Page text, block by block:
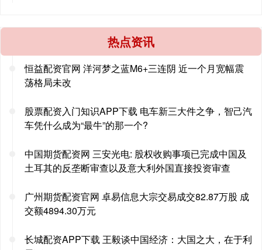
热点资讯
恒益配资官网 洋河梦之蓝M6+三连阴 近一个月宽幅震
荡格局未改
股票配资入门知识APP下载 电车新三大件之争，智己汽
车凭什么成为“最牛”的那一个?
中国期货配资网 三安光电: 股权收购事项已完成中国及
土耳其的反垄断审查以及意大利外国直接投资审查
广州期货配资官网 卓易信息大宗交易成交82.87万股 成
交额4894.30万元
长城配资APP下载 王毅谈中国经济：大国之大，在于利